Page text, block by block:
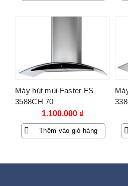
Máy hút mùi Faster FS
3588CH 70
1.100.000 ₫
Thêm vào giỏ hàng